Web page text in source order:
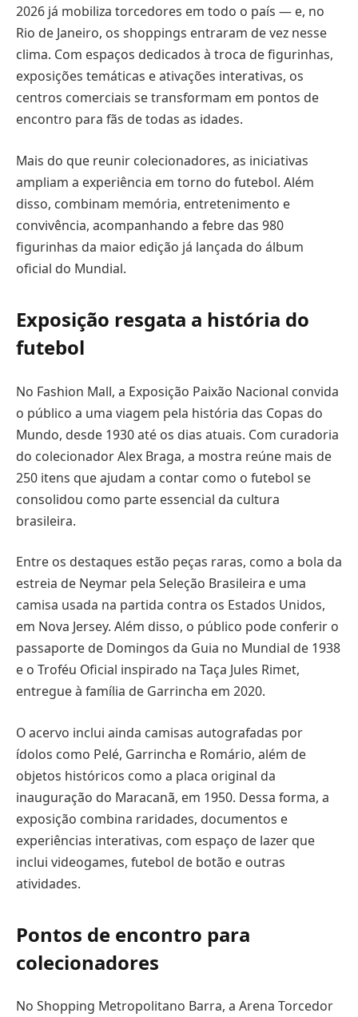
2026 já mobiliza torcedores em todo o país — e, no
Rio de Janeiro, os shoppings entraram de vez nesse
clima. Com espaços dedicados à troca de figurinhas,
exposições temáticas e ativações interativas, os
centros comerciais se transformam em pontos de
encontro para fãs de todas as idades.
Mais do que reunir colecionadores, as iniciativas
ampliam a experiência em torno do futebol. Além
disso, combinam memória, entretenimento e
convivência, acompanhando a febre das 980
figurinhas da maior edição já lançada do álbum
oficial do Mundial.
Exposição resgata a história do
futebol
No Fashion Mall, a Exposição Paixão Nacional convida
o público a uma viagem pela história das Copas do
Mundo, desde 1930 até os dias atuais. Com curadoria
do colecionador Alex Braga, a mostra reúne mais de
250 itens que ajudam a contar como o futebol se
consolidou como parte essencial da cultura
brasileira.
Entre os destaques estão peças raras, como a bola da
estreia de Neymar pela Seleção Brasileira e uma
camisa usada na partida contra os Estados Unidos,
em Nova Jersey. Além disso, o público pode conferir o
passaporte de Domingos da Guia no Mundial de 1938
e o Troféu Oficial inspirado na Taça Jules Rimet,
entregue à família de Garrincha em 2020.
O acervo inclui ainda camisas autografadas por
ídolos como Pelé, Garrincha e Romário, além de
objetos históricos como a placa original da
inauguração do Maracanã, em 1950. Dessa forma, a
exposição combina raridades, documentos e
experiências interativas, com espaço de lazer que
inclui videogames, futebol de botão e outras
atividades.
Pontos de encontro para
colecionadores
No Shopping Metropolitano Barra, a Arena Torcedor